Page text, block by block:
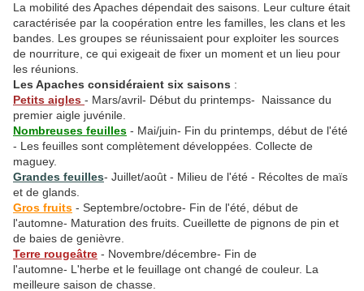
La mobilité des Apaches dépendait des saisons. Leur culture était
caractérisée par la coopération entre les familles, les clans et les
bandes. Les groupes se réunissaient pour exploiter les sources
de nourriture, ce qui exigeait de fixer un moment et un lieu pour
les réunions.
Les Apaches considéraient six saisons :
Petits aigles - Mars/avril- Début du printemps- Naissance du
premier aigle juvénile.
Nombreuses feuilles - Mai/juin- Fin du printemps, début de l'été
- Les feuilles sont complètement développées. Collecte de
maguey.
Grandes feuilles- Juillet/août - Milieu de l'été - Récoltes de maïs
et de glands.
Gros fruits - Septembre/octobre- Fin de l'été, début de
l'automne- Maturation des fruits. Cueillette de pignons de pin et
de baies de genièvre.
Terre rougeâtre - Novembre/décembre- Fin de
l'automne- L'herbe et le feuillage ont changé de couleur. La
meilleure saison de chasse.